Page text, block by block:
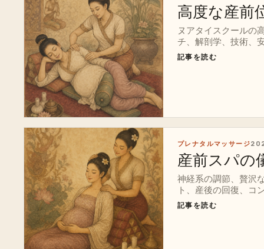
高度な産前
ヌアタイスクールの
チ、解剖学、技術、
およびプライベート
記事を読む
プレナタルマッサージ
産前スパの
神経系の調節、贅沢
ト、産後の回復、コ
記事を読む